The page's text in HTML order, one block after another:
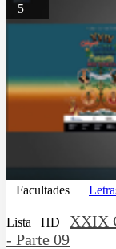
5
Facultades
Lista HD
XXIX
- Parte 09